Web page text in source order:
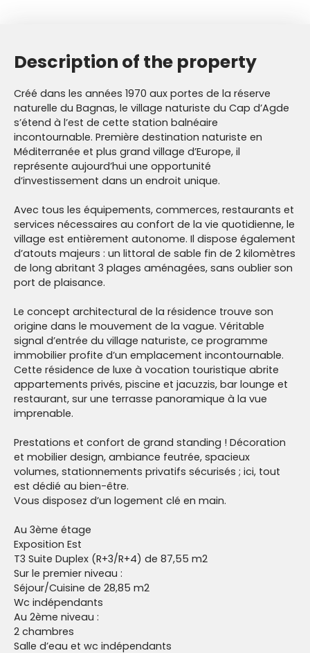
Description of the property
Créé dans les années 1970 aux portes de la réserve
naturelle du Bagnas, le village naturiste du Cap d’Agde
s’étend à l’est de cette station balnéaire
incontournable. Première destination naturiste en
Méditerranée et plus grand village d’Europe, il
représente aujourd’hui une opportunité
d’investissement dans un endroit unique.
Avec tous les équipements, commerces, restaurants et
services nécessaires au confort de la vie quotidienne, le
village est entièrement autonome. Il dispose également
d’atouts majeurs : un littoral de sable fin de 2 kilomètres
de long abritant 3 plages aménagées, sans oublier son
port de plaisance.
Le concept architectural de la résidence trouve son
origine dans le mouvement de la vague. Véritable
signal d’entrée du village naturiste, ce programme
immobilier profite d’un emplacement incontournable.
Cette résidence de luxe à vocation touristique abrite
appartements privés, piscine et jacuzzis, bar lounge et
restaurant, sur une terrasse panoramique à la vue
imprenable.
Prestations et confort de grand standing ! Décoration
et mobilier design, ambiance feutrée, spacieux
volumes, stationnements privatifs sécurisés ; ici, tout
est dédié au bien-être.
Vous disposez d’un logement clé en main.
Au 3ème étage
Exposition Est
T3 Suite Duplex (R+3/R+4) de 87,55 m2
Sur le premier niveau :
Séjour/Cuisine de 28,85 m2
Wc indépendants
Au 2ème niveau :
2 chambres
Salle d’eau et wc indépendants